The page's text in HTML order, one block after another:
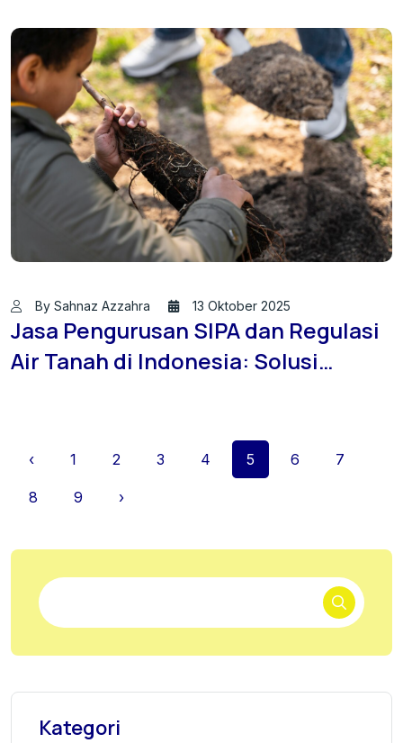
By Sahnaz Azzahra 13 Oktober 2025
Jasa Pengurusan SIPA dan Regulasi
Air Tanah di Indonesia: Solusi
‹ 1 2 3 4 5 6 7
8 9 ›
Kategori